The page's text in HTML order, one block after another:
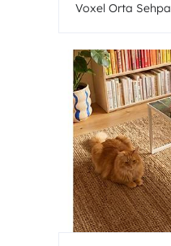
Voxel Orta Sehpa